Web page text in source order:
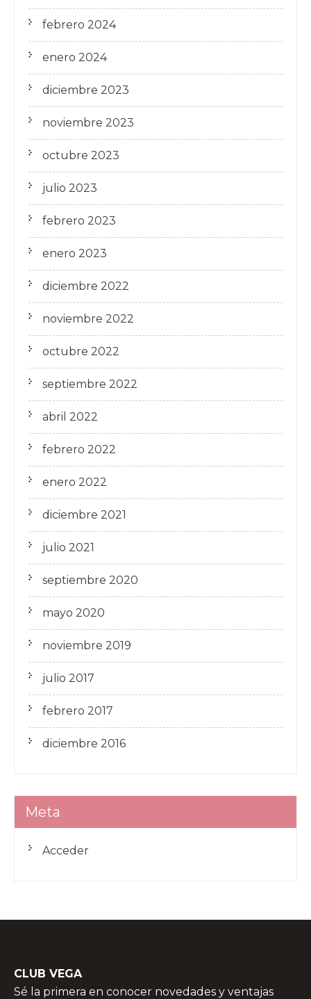
febrero 2024
enero 2024
diciembre 2023
noviembre 2023
octubre 2023
julio 2023
febrero 2023
enero 2023
diciembre 2022
noviembre 2022
octubre 2022
septiembre 2022
abril 2022
febrero 2022
enero 2022
diciembre 2021
julio 2021
septiembre 2020
mayo 2020
noviembre 2019
julio 2017
febrero 2017
diciembre 2016
Meta
Acceder
CLUB VEGA
Sé la primera en conocer novedades y ventajas